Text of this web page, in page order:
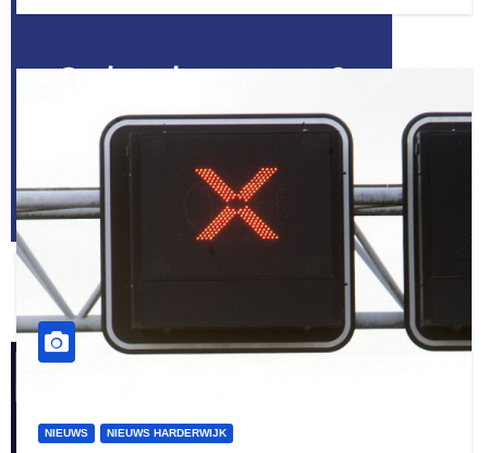
ook adverteren
NIEUWS NIEUWS HARDERWIJK